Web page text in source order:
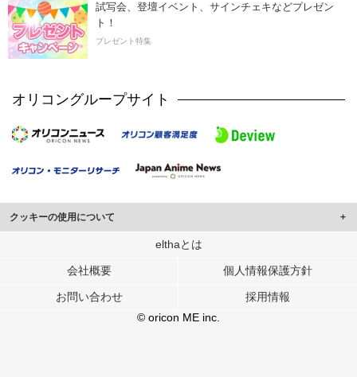
試写会、登壇イベント、サインチェキなどプレゼン
ト！
プレゼント特集
オリコングループサイト
クッキーの使用について
このサイトでは Cookie を使用して、ユーザーに合わせたコンテンツや広告の
行っています。
メディアや広告配信、データ解析の各パートナーに提供しています。
各パートナーは、この情報とユーザーが各パートナーに提供した他の情報や、
ユーザーが各パートナーのサービスを使用したときに収集した他の情報を組み
elthaとは
会社概要 個人情報保護方針
お問い合わせ
採用情報
© oricon ME inc.